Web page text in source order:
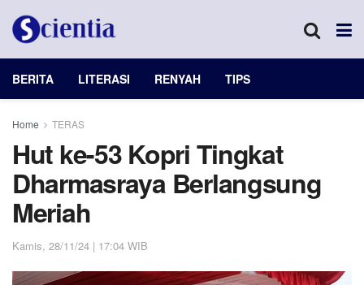
BERITA LITERASI RENYAH TIPS
Home TERAS
Hut ke-53 Kopri Tingkat
Dharmasraya Berlangsung
Meriah
Kamis, 28/11/24 | 17:04 WIB